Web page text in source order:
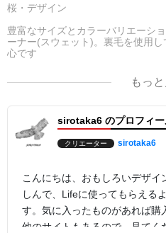
桜・デザイン
豊富なサイズとカラーバリエーシ
ーナー(スウェット)。裏毛を使用
心です
ーナー。この定番スウェットは、
く、厚みがあり温かく着られるよ
わず選べる種類豊富な全15色のカ
幅広くご愛用いただけます。
もっ
sirotaka6 のプロフィ
クリエーター sirotaka6
こんにちは、おもしろいデザ
しんで、Lifeに使ってもらえる
す。気に入ったものがあれば購
他のサイトもあるので、見てく